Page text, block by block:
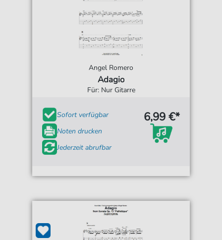
Angel Romero
Adagio
Für: Nur Gitarre
Sofort verfügbar
Noten drucken
Jederzeit abrufbar
6,99 €*